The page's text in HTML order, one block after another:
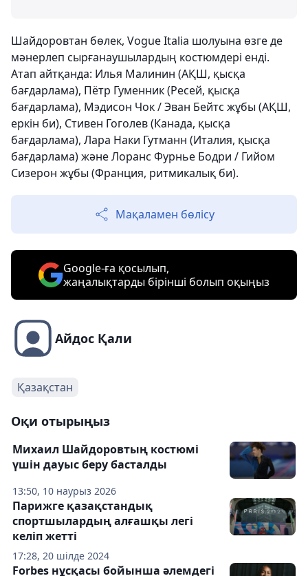
Шайдоровтан бөлек, Vogue Italia шолуына өзге де
мәнерлеп сырғанаушылардың костюмдері енді.
Атап айтқанда: Илья Малинин (АҚШ, қысқа
бағдарлама), Пётр Гуменник (Ресей, қысқа
бағдарлама), Мэдисон Чок / Эван Бейтс жұбы (АҚШ,
еркін би), Стивен Гоголев (Канада, қысқа
бағдарлама), Лара Наки Гутманн (Италия, қысқа
бағдарлама) және Лоранс Фурнье Бодри / Гийом
Сизерон жұбы (Франция, ритмикалық би).
Мақаламен бөлісу
Google-ға қосылып,
жаңалықтарды бірінші болып оқыңыз
Айдос Қали
Қазақстан
Оқи отырыңыз
13:50, 10 наурыз 2026
Михаил Шайдоровтың костюмі
үшін дауыс беру басталды
17:28, 20 шілде 2024
Парижге қазақстандық
спортшылардың алғашқы легі
келіп жетті
Forbes нұсқасы бойынша әлемдегі